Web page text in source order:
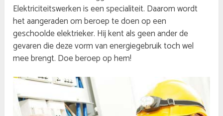
Elektriciteitswerken is een specialiteit. Daarom wordt
het aangeraden om beroep te doen op een
geschoolde elektrieker. Hij kent als geen ander de
gevaren die deze vorm van energiegebruik toch wel
mee brengt. Doe beroep op hem!